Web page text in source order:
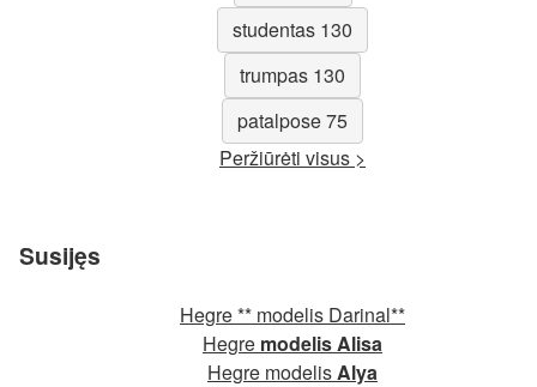
studentas 130
trumpas 130
patalpose 75
Peržiūrėti visus >
Susijęs
Hegre ** modelis Darinal**
Hegre modelis Alisa
Hegre modelisAlya